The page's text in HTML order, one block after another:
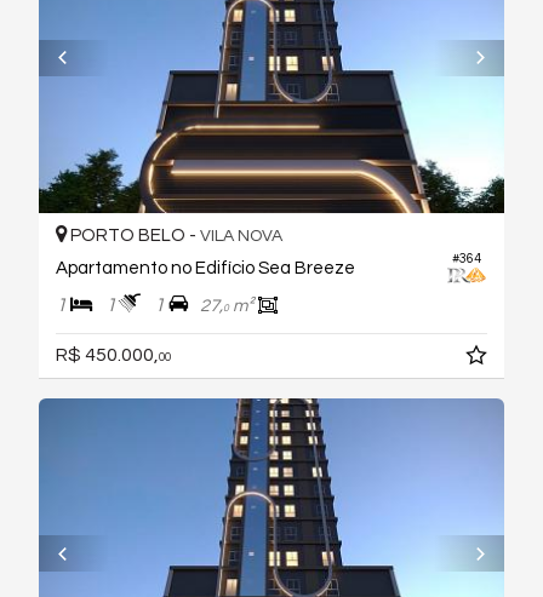
#364
PORTO BELO - VILA NOVA
Apartamento no Edifício Sea Breeze
1 1 1 27,0m²
R$ 450.000,00